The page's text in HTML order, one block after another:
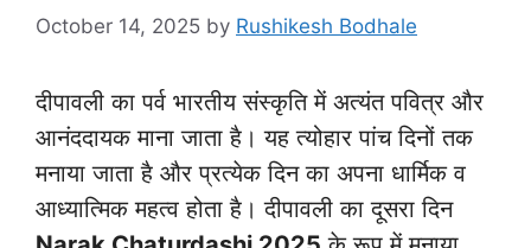
October 14, 2025 by Rushikesh Bodhale
दीपावली का पर्व भारतीय संस्कृति में अत्यंत पवित्र और
आनंददायक माना जाता है। यह त्योहार पांच दिनों तक
मनाया जाता है और प्रत्येक दिन का अपना धार्मिक व
आध्यात्मिक महत्व होता है। दीपावली का दूसरा दिन